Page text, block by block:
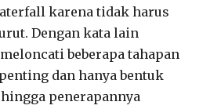
karena tidak harus
Dengan kata lain
beberapa tahapan
dan hanya bentuk
penerapannya